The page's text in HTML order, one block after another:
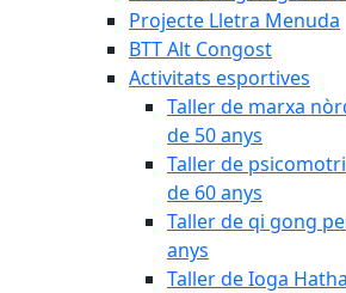
Projecte Lletra Menuda
BTT Alt Congost
Activitats esportives
Taller de marxa
de 50 anys
Taller de
de 60 anys
Taller de qi gong
anys
Taller de Ioga